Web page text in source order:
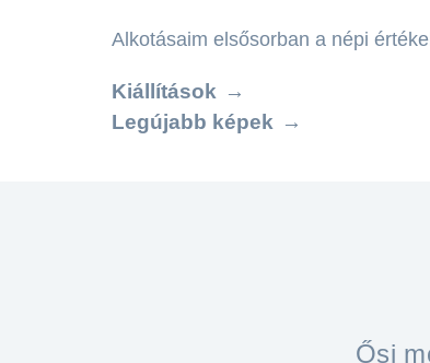
Alkotásaim elsősorban a népi
Kiállítások
Legújabb képek
Ősi